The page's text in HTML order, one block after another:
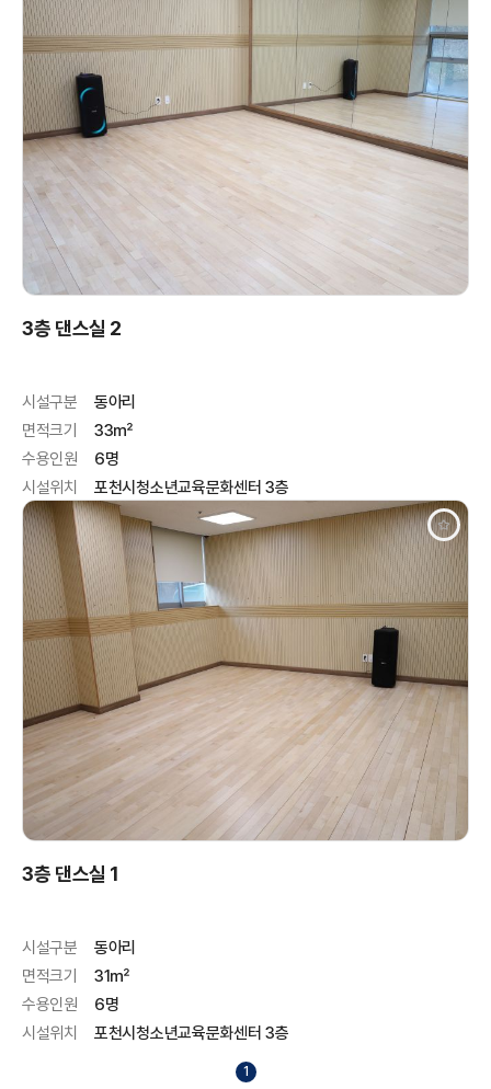
3층 댄스실 2
시설구분
동아리
면적크기
33㎡
수용인원
6명
시설위치
포천시청소년교육문화센터 3층
3층 댄스실 1
시설구분
동아리
면적크기
31㎡
수용인원
6명
시설위치
포천시청소년교육문화센터 3층
1